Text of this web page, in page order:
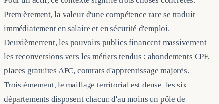
Premièrement, la valeur d'une compétence rare se traduit
immédiatement en salaire et en sécurité d'emploi.
Deuxièmement, les pouvoirs publics financent massivement
les reconversions vers les métiers tendus : abondements CPF,
places gratuites AFC, contrats d'apprentissage majorés.
Troisièmement, le maillage territorial est dense, les six
départements disposent chacun d'au moins un pôle de